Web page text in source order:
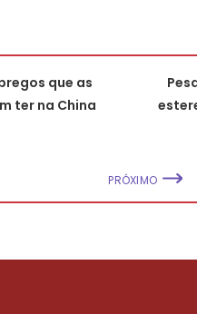
que as
ter na China
PRÓXIMO